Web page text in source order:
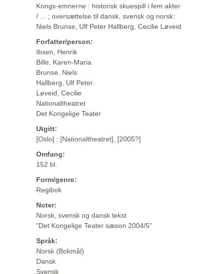
Kongs-emnerne : historisk skuespill i fem akter
/ ... ; oversættelse til dansk, svensk og norsk:
Niels Brunse, Ulf Peter Hallberg, Cecilie Løveid
Forfatter/person:
Ibsen, Henrik
Bille, Karen-Maria
Brunse, Niels
Hallberg, Ulf Peter
Løveid, Cecilie
Nationaltheatret
Det Kongelige Teater
Utgitt:
[Oslo] : [Nationaltheatret], [2005?]
Omfang:
152 bl.
Form/genre:
Regibok
Noter:
Norsk, svensk og dansk tekst
"Det Kongelige Teater sæson 2004/5"
Språk:
Norsk (Bokmål)
Dansk
Svensk